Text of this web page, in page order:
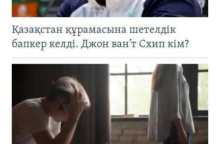
Қазақстан құрамасына шетелдік
бапкер келді. Джон ван’т Схип кім?